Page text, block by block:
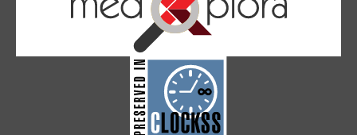
CLOCKSS is a dak archive that
ensures the long-term survival
of web-based scholary
publications, governed by and for
its stakeholders.